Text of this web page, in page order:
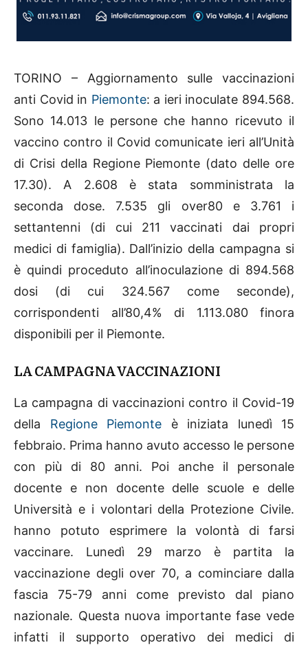
TORINO – Aggiornamento sulle vaccinazioni
anti Covid in Piemonte: a ieri inoculate 894.568.
Sono 14.013 le persone che hanno ricevuto il
vaccino contro il Covid comunicate ieri all’Unità
di Crisi della Regione Piemonte (dato delle ore
17.30). A 2.608 è stata somministrata la
seconda dose. 7.535 gli over80 e 3.761 i
settantenni (di cui 211 vaccinati dai propri
medici di famiglia). Dall’inizio della campagna si
è quindi proceduto all’inoculazione di 894.568
dosi (di cui 324.567 come seconde),
corrispondenti all’80,4% di 1.113.080 finora
disponibili per il Piemonte.
LA CAMPAGNA VACCINAZIONI
La campagna di vaccinazioni contro il Covid-19
della Regione Piemonte è iniziata lunedì 15
febbraio. Prima hanno avuto accesso le persone
con più di 80 anni. Poi anche il personale
docente e non docente delle scuole e delle
Università e i volontari della Protezione Civile.
hanno potuto esprimere la volontà di farsi
vaccinare. Lunedì 29 marzo è partita la
vaccinazione degli over 70, a cominciare dalla
fascia 75-79 anni come previsto dal piano
nazionale. Questa nuova importante fase vede
infatti il supporto operativo dei medici di